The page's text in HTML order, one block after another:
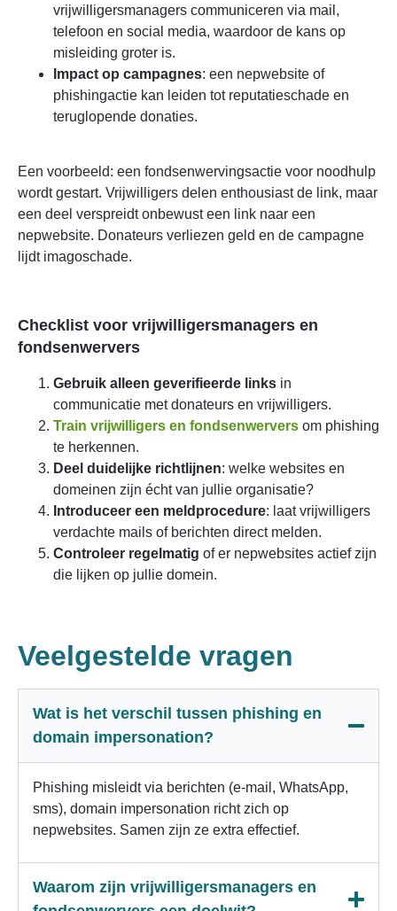
vrijwilligersmanagers communiceren via mail,
telefoon en social media, waardoor de kans op
misleiding groter is.
Impact op campagnes: een nepwebsite of
phishingactie kan leiden tot reputatieschade en
teruglopende donaties.
Een voorbeeld: een fondsenwervingsactie voor noodhulp
wordt gestart. Vrijwilligers delen enthousiast de link, maar
een deel verspreidt onbewust een link naar een
nepwebsite. Donateurs verliezen geld en de campagne
lijdt imagoschade.
Checklist voor vrijwilligersmanagers en
fondsenwervers
Gebruik alleen geverifieerde links in
communicatie met donateurs en vrijwilligers.
Train vrijwilligers en fondsenwervers om phishing
te herkennen.
Deel duidelijke richtlijnen: welke websites en
domeinen zijn écht van jullie organisatie?
Introduceer een meldprocedure: laat vrijwilligers
verdachte mails of berichten direct melden.
Controleer regelmatig of er nepwebsites actief zijn
die lijken op jullie domein.
Veelgestelde vragen
Wat is het verschil tussen phishing en
domain impersonation?
Phishing misleidt via berichten (e-mail, WhatsApp,
sms), domain impersonation richt zich op
nepwebsites. Samen zijn ze extra effectief.
Waarom zijn vrijwilligersmanagers en